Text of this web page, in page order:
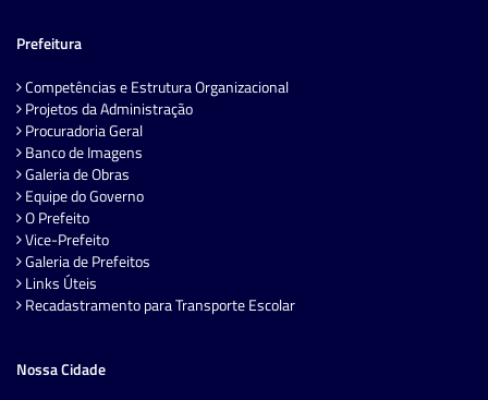
Prefeitura
Competências e Estrutura Organizacional
Projetos da Administração
Procuradoria Geral
Banco de Imagens
Galeria de Obras
Equipe do Governo
O Prefeito
Vice-Prefeito
Galeria de Prefeitos
Links Úteis
Recadastramento para Transporte Escolar
Nossa Cidade